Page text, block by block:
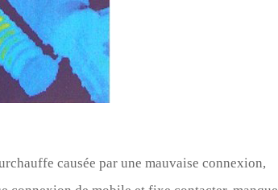
causée par une mauvaise connexion,